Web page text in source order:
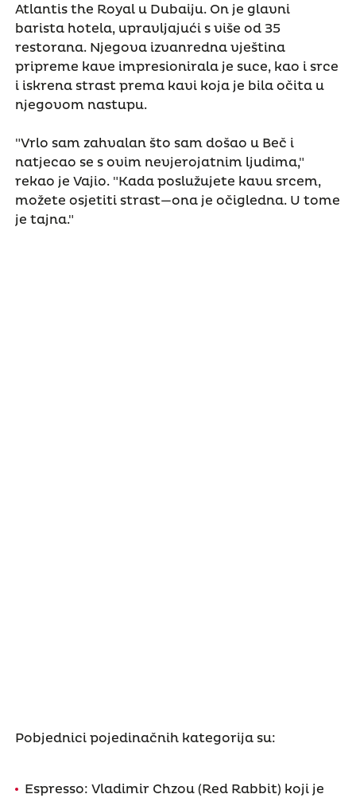
Atlantis the Royal u Dubaiju. On je glavni
barista hotela, upravljajući s više od 35
restorana. Njegova izvanredna vještina
pripreme kave impresionirala je suce, kao i srce
i iskrena strast prema kavi koja je bila očita u
njegovom nastupu.
"Vrlo sam zahvalan što sam došao u Beč i
natjecao se s ovim nevjerojatnim ljudima,"
rekao je Vajio. "Kada poslužujete kavu srcem,
možete osjetiti strast—ona je očigledna. U tome
je tajna."
Pobjednici pojedinačnih kategorija su:
Espresso: Vladimir Chzou (Red Rabbit) koji je